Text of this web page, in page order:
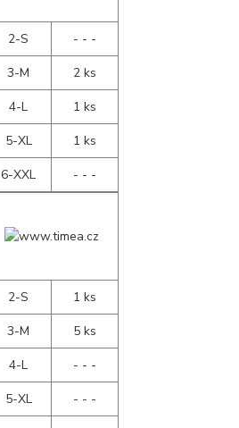
2-S
- - -
3-M
2 ks
4-L
1 ks
5-XL
1 ks
6-XXL
- - -
2-S
1 ks
3-M
5 ks
4-L
- - -
5-XL
- - -